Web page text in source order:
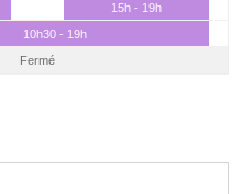
15h - 19h
10h30 - 19h
Fermé